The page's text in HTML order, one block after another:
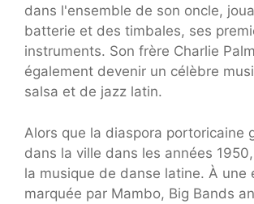
dans l'ensemble de son oncle,
batterie et des timbales, ses
instruments. Son frère Charlie
également devenir un célèbre
salsa et de jazz latin.
Alors que la diaspora portoricaine
dans la ville dans les années
la musique de danse latine. À une
marquée par Mambo, Big Bands